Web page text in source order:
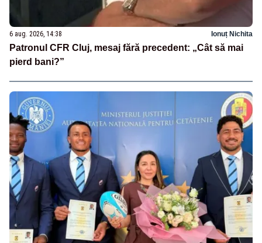
6 aug. 2026, 14:38 Ionuț Nichita
Patronul CFR Cluj, mesaj fără precedent: „Cât să mai
pierd bani?”